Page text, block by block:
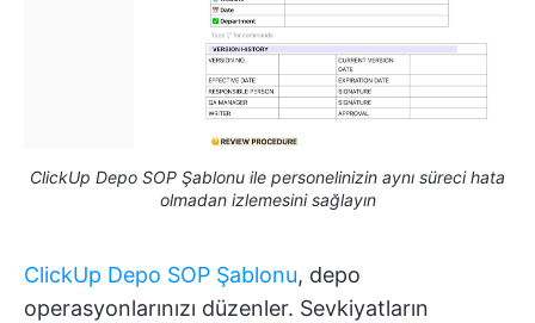
ClickUp Depo SOP Şablonu ile personelinizin aynı süreci hata
olmadan izlemesini sağlayın
ClickUp Depo SOP Şablonu, depo
operasyonlarınızı düzenler. Sevkiyatların